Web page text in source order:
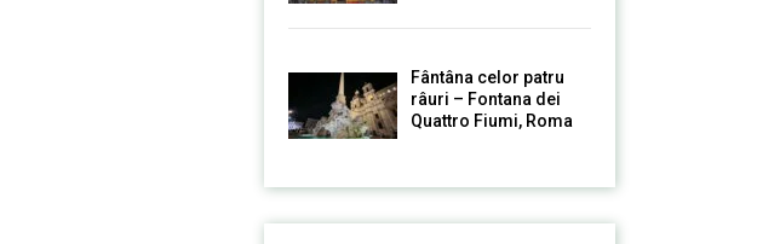
Fântâna celor patru
râuri – Fontana dei
Quattro Fiumi, Roma